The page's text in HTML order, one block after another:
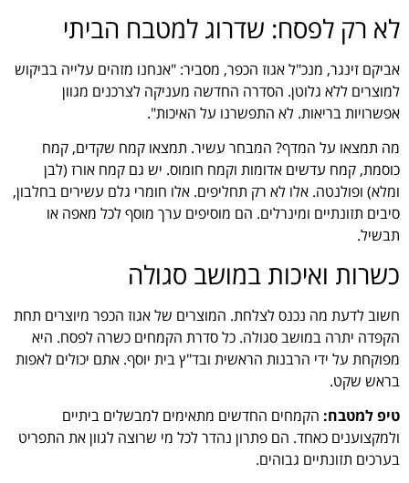
לא רק לפסח: שדרוג למטבח הביתי
אביקם זינגר, מנכ"ל אגוז הכפר, מסביר: "אנחנו מזהים עלייה בביקוש
למוצרים ללא גלוטן. הסדרה החדשה מעניקה לצרכנים מגוון
אפשרויות בריאות. לא התפשרנו על האיכות".
מה תמצאו על המדף? המבחר עשיר. תמצאו קמח שקדים, קמח
כוסמת, קמח עדשים אדומות וקמח חומוס. יש גם קמח אורז (לבן
ומלא) ופולנטה. אלו לא רק תחליפים. אלו חומרי גלם עשירים בחלבון,
סיבים תזונתיים ומינרלים. הם מוסיפים ערך מוסף לכל מאפה או
תבשיל.
כשרות ואיכות במושב סגולה
חשוב לדעת מה נכנס לצלחת. המוצרים של אגוז הכפר מיוצרים תחת
הקפדה יתרה במושב סגולה. כל סדרת הקמחים כשרה לפסח. היא
מפוקחת על ידי הרבנות הראשית ובד"ץ בית יוסף. אתם יכולים לאפות
בראש שקט.
טיפ למטבח: הקמחים החדשים מתאימים למבשלים ביתיים
ולמקצוענים כאחד. הם פתרון נהדר לכל מי שרוצה לגוון את התפריט
בערכים תזונתיים גבוהים.